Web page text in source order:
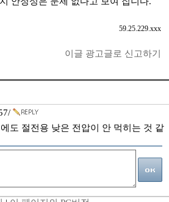
59.25.229.xxx
이글 광고글로 신고하기
도 절전용 낮은 전압이 안 먹히는 것 같